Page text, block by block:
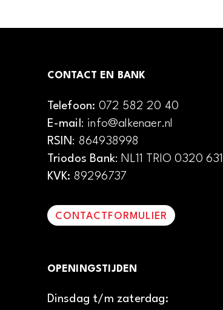
CONTACT EN BANK
Telefoon: 072 582 20 40
E-mail: info@alkenaer.nl
RSIN: 864938998
Triodos Bank: NL11 TRIO 0320
KVK: 89296737
CONTACTFORMULIER
OPENINGSTIJDEN
Dinsdag t/m zaterdag: